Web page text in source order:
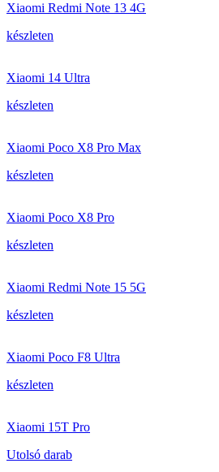
Xiaomi Redmi Note 13 4G
készleten
Xiaomi 14 Ultra
készleten
Xiaomi Poco X8 Pro Max
készleten
Xiaomi Poco X8 Pro
készleten
Xiaomi Redmi Note 15 5G
készleten
Xiaomi Poco F8 Ultra
készleten
Xiaomi 15T Pro
Utolsó darab